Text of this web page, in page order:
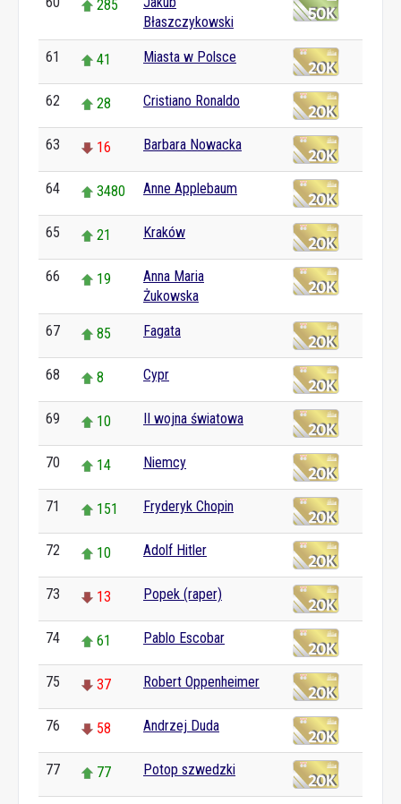
285
Błaszczykowski
61 41 Miasta w Polsce
62 28 Cristiano Ronaldo
63 16 Barbara Nowacka
64 3480 Anne Applebaum
65 21 Kraków
66 19
Anna Maria
Żukowska
67 85 Fagata
68 8 Cypr
69 10 II wojna światowa
70 14 Niemcy
71 151 Fryderyk Chopin
72 10 Adolf Hitler
73 13 Popek (raper)
74 61 Pablo Escobar
75 37 Robert Oppenheimer
76 58 Andrzej Duda
77 77 Potop szwedzki